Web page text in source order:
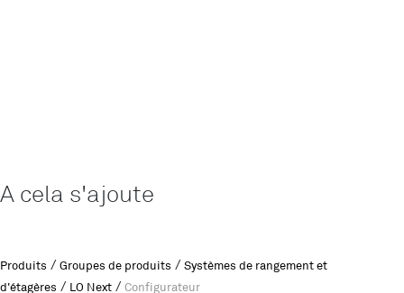
A cela s'ajoute
Produits / Groupes de produits / Systèmes de rangement et
d'étagères / LO Next / Configurateur